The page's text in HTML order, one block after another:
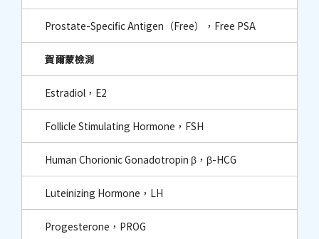
Prostate-Specific Antigen（Free），Free PSA
賀爾蒙檢測
Estradiol，E2
Follicle Stimulating Hormone，FSH
Human Chorionic Gonadotropin β，β-HCG
Luteinizing Hormone，LH
Progesterone，PROG